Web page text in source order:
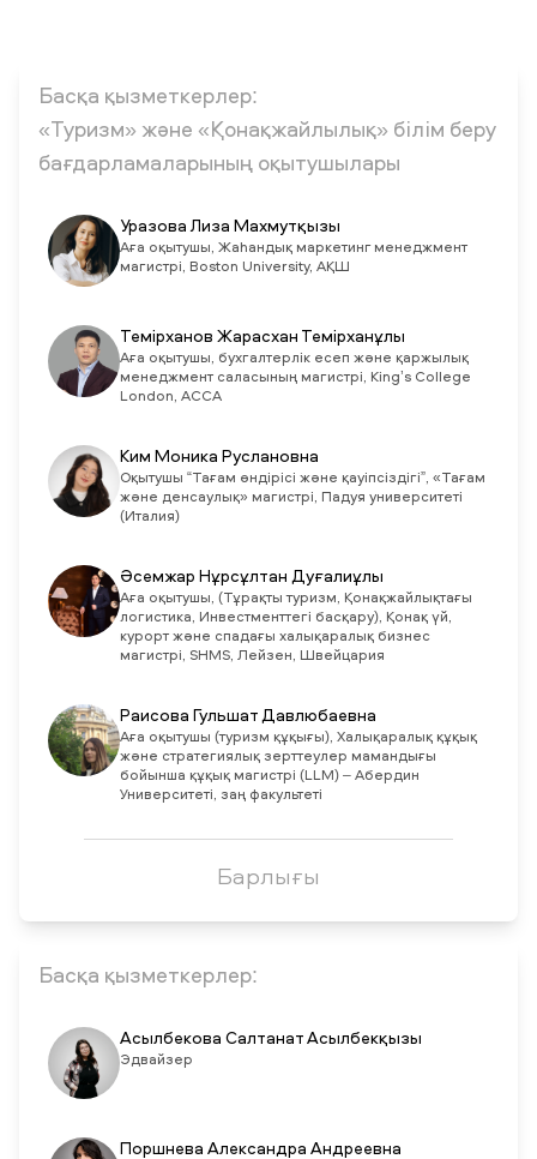
Басқа қызметкерлер:
«Туризм» және «Қонақжайлылық» білім беру
бағдарламаларының оқытушылары
Уразова Лиза Махмутқызы
Аға оқытушы, Жаһандық маркетинг менеджмент
магистрі, Boston University, АҚШ
Темірханов Жарасхан Темірханұлы
Аға оқытушы, бухгалтерлік есеп және қаржылық
менеджмент саласының магистрі, King’s College
London, ACCA
Ким Моника Руслановна
Оқытушы “Тағам өндірісі және қауіпсіздігі”, «Тағам
және денсаулық» магистрі, Падуя университеті
(Италия)
Әсемжар Нұрсұлтан Дуғалиұлы
Аға оқытушы, (Тұрақты туризм, Қонақжайлықтағы
логистика, Инвестменттегі басқару), Қонақ үй,
курорт және спадағы халықаралық бизнес
магистрі, SHMS, Лейзен, Швейцария
Раисова Гульшат Давлюбаевна
Aға оқытушы (туризм құқығы), Халықаралық құқық
және стратегиялық зерттеулер мамандығы
бойынша құқық магистрі (LLM) – Абердин
Университеті, заң факультеті
Барлығы
Басқа қызметкерлер:
Асылбекова Салтанат Асылбекқызы
Эдвайзер
Поршнева Александра Андреевна